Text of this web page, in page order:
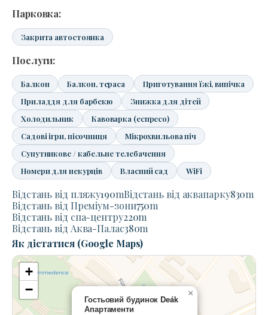
Парковка:
Закрита автостоянка
Послуги:
Балкон Балкон, тераса
Приготування їжі, випічка
Приладдя для барбекю
Знижка для дітей
Холодильник
Кавоварка (еспресо)
Садові ігри, пісочниця
Мікрохвильова піч
Супутникове / кабельне телебачення
Номери для некурців
Власний сад WiFi
Відстань від пляжу190mВідстань від аквапарку830m
Відстань від Преміум-зони750m
Відстань від спа-центру220m
Відстань від Аква-Палас380m
Як дістатися (Google Maps)
Гостьовий будинок Deák
Апартаменти
×
+
−